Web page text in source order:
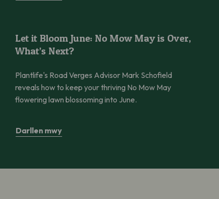
Let it Bloom June: No Mow May is Over,
What’s Next?
Plantlife's Road Verges Advisor Mark Schofield
reveals how to keep your thriving No Mow May
flowering lawn blossoming into June.
Darllen mwy